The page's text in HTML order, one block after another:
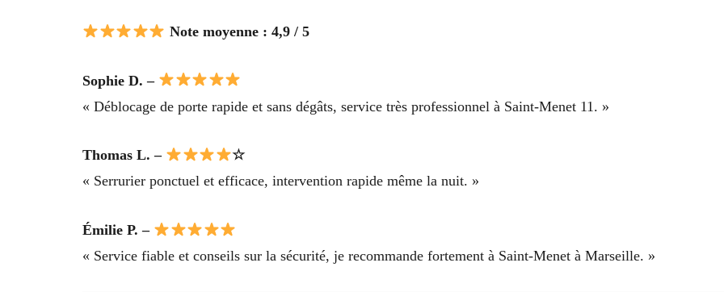
Note moyenne : 4,9 / 5
Sophie D. –
« Déblocage de porte rapide et sans dégâts, service très professionnel à Saint-Menet 11. »
Thomas L. –
☆
« Serrurier ponctuel et efficace, intervention rapide même la nuit. »
Émilie P. –
« Service fiable et conseils sur la sécurité, je recommande fortement à Saint-Menet à Marseille. »